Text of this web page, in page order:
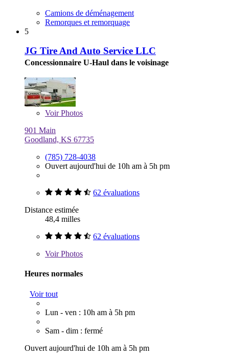
Camions de déménagement
Remorques et remorquage
5
JG Tire And Auto Service LLC
Concessionnaire U-Haul dans le voisinage
VoirPhotos
901 Main
Goodland, KS 67735
(785) 728-4038
Ouvert aujourd'hui de 10h am à 5h pm
62 évaluations
Distance estimée
48,4 milles
62 évaluations
VoirPhotos
Heures normales
Voir tout
Lun - ven : 10h am à 5h pm
Sam - dim : fermé
Ouvert aujourd'hui de 10h am à 5h pm